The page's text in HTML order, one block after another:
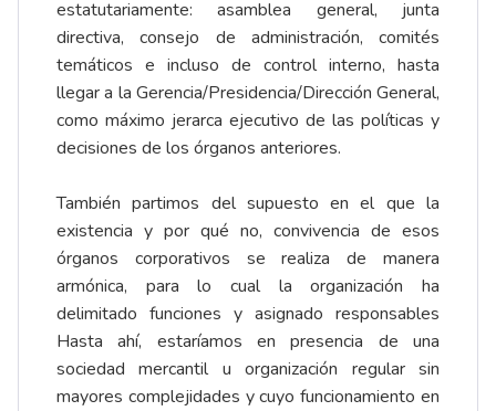
estatutariamente: asamblea general, junta
directiva, consejo de administración, comités
temáticos e incluso de control interno, hasta
llegar a la Gerencia/Presidencia/Dirección General,
como máximo jerarca ejecutivo de las políticas y
decisiones de los órganos anteriores.
También partimos del supuesto en el que la
existencia y por qué no, convivencia de esos
órganos corporativos se realiza de manera
armónica, para lo cual la organización ha
delimitado funciones y asignado responsables
Hasta ahí, estaríamos en presencia de una
sociedad mercantil u organización regular sin
mayores complejidades y cuyo funcionamiento en